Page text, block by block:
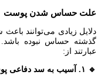
علت حساس شدن پوست
دلایل زیادی می‌توانند
گذشته حساس نبوده
عبارتند از:
🔹 ۱. آسیب به سد دفاعی پوست